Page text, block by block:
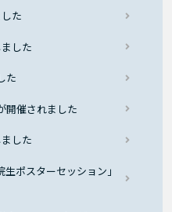
た
した
た
開催されました
した
ポスターセッション」